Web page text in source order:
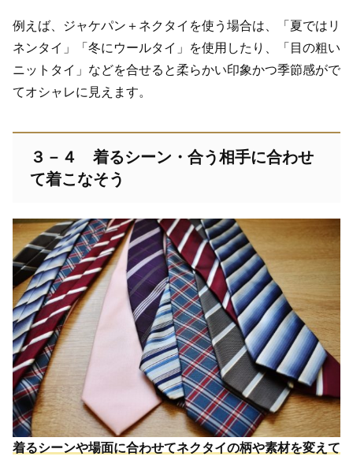
例えば、ジャケパン＋ネクタイを使う場合は、「夏ではリ
ネンタイ」「冬にウールタイ」を使用したり、「目の粗い
ニットタイ」などを合せると柔らかい印象かつ季節感がで
てオシャレに見えます。
３－４ 着るシーン・合う相手に合わせ
て着こなそう
着るシーンや場面に合わせてネクタイの柄や素材を変えて